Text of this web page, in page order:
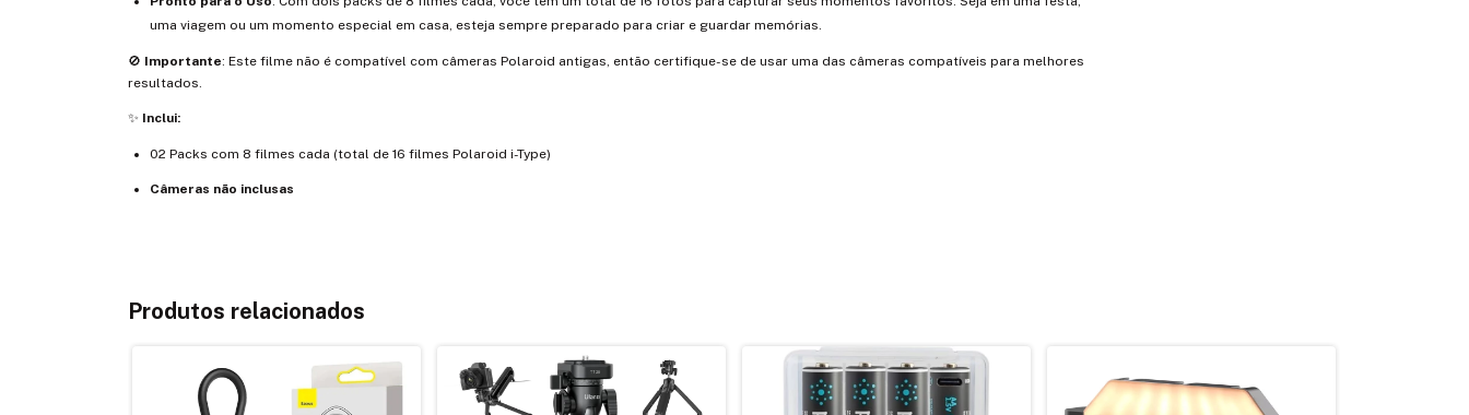
uma viagem ou um momento especial em casa, esteja sempre preparado para criar e guardar memórias.
🚫 Importante: Este filme não é compatível com câmeras Polaroid antigas, então certifique-se de usar uma das câmeras compatíveis para melhores
resultados.
✨ Inclui:
02 Packs com 8 filmes cada (total de 16 filmes Polaroid i-Type)
Câmeras não inclusas
Produtos relacionados